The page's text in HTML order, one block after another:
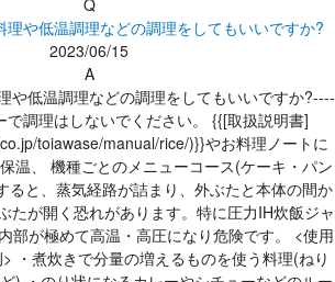
Q
理や低温調理などの調理をしてもいいですか?
2023/06/15
A
や低温調理などの調理をしてもいいですか?----
調理はしないでください。 {{[取扱説明書]
toiawase/manual/rice/)}}やお料理ノートに
温、 機種ごとのメニューコース(ケーキ・パン
ると、蒸気経路が詰まり、外ぶたと本体の間か
たが開く恐れがあります。特に圧力IH炊飯ジャ
部が極めて高温・高圧になり危険です。 <使用
・煮炊きで分量の増えるものを使う料理(ねり